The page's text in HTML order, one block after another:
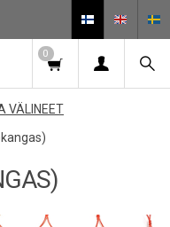
0
VÄLINEET